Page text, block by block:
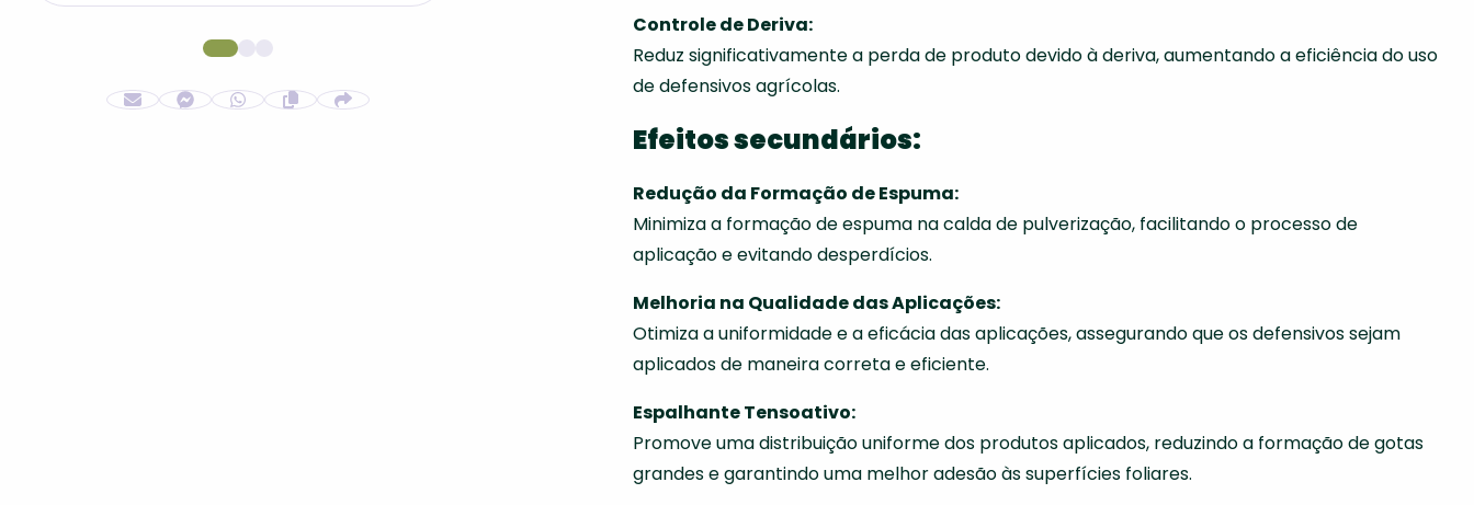
Controle de Deriva:
Reduz significativamente a perda de produto devido à deriva, aumentando a eficiência do uso
de defensivos agrícolas.
Efeitos secundários:
Redução da Formação de Espuma:
Minimiza a formação de espuma na calda de pulverização, facilitando o processo de
aplicação e evitando desperdícios.
Melhoria na Qualidade das Aplicações:
Otimiza a uniformidade e a eficácia das aplicações, assegurando que os defensivos sejam
aplicados de maneira correta e eficiente.
Espalhante Tensoativo:
Promove uma distribuição uniforme dos produtos aplicados, reduzindo a formação de gotas
grandes e garantindo uma melhor adesão às superfícies foliares.